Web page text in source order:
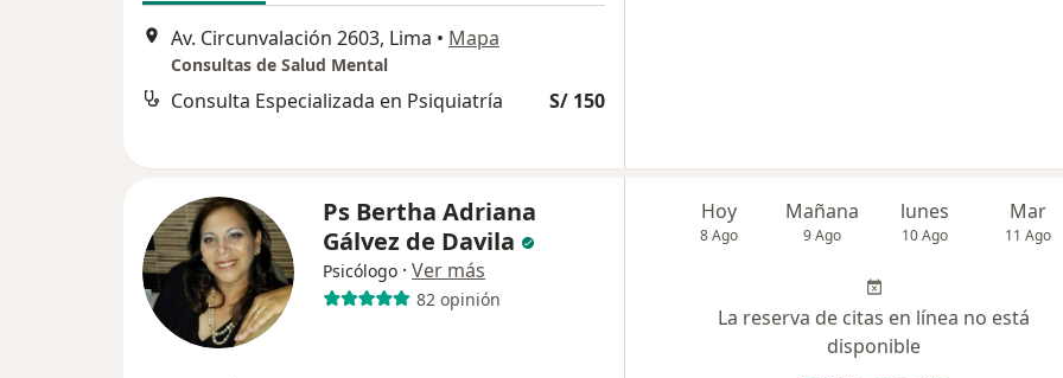
Av. Circunvalación 2603, Lima • Mapa
Consultas de Salud Mental
Consulta Especializada en Psiquiatría S/ 150
Ps Bertha Adriana
Gálvez de Davila
Psicólogo · Ver más
82 opinión
Hoy
8 Ago
Mañana
9 Ago
lunes
10 Ago
Mar
11 Ago
La reserva de citas en línea no está
disponible